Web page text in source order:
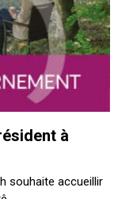
à
souhaite accueillir